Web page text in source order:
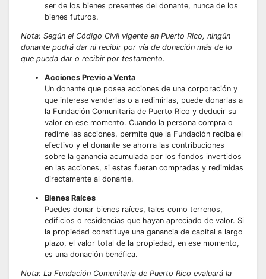
ser de los bienes presentes del donante, nunca de los
bienes futuros.
Nota: Según el Código Civil vigente en Puerto Rico, ningún
donante podrá dar ni recibir por vía de donación más de lo
que pueda dar o recibir por testamento.
Acciones Previo a Venta
Un donante que posea acciones de una corporación y
que interese venderlas o a redimirlas, puede donarlas a
la Fundación Comunitaria de Puerto Rico y deducir su
valor en ese momento. Cuando la persona compra o
redime las acciones, permite que la Fundación reciba el
efectivo y el donante se ahorra las contribuciones
sobre la ganancia acumulada por los fondos invertidos
en las acciones, si estas fueran compradas y redimidas
directamente al donante.
Bienes Raíces
Puedes donar bienes raíces, tales como terrenos,
edificios o residencias que hayan apreciado de valor. Si
la propiedad constituye una ganancia de capital a largo
plazo, el valor total de la propiedad, en ese momento,
es una donación benéfica.
Nota: La Fundación Comunitaria de Puerto Rico evaluará la